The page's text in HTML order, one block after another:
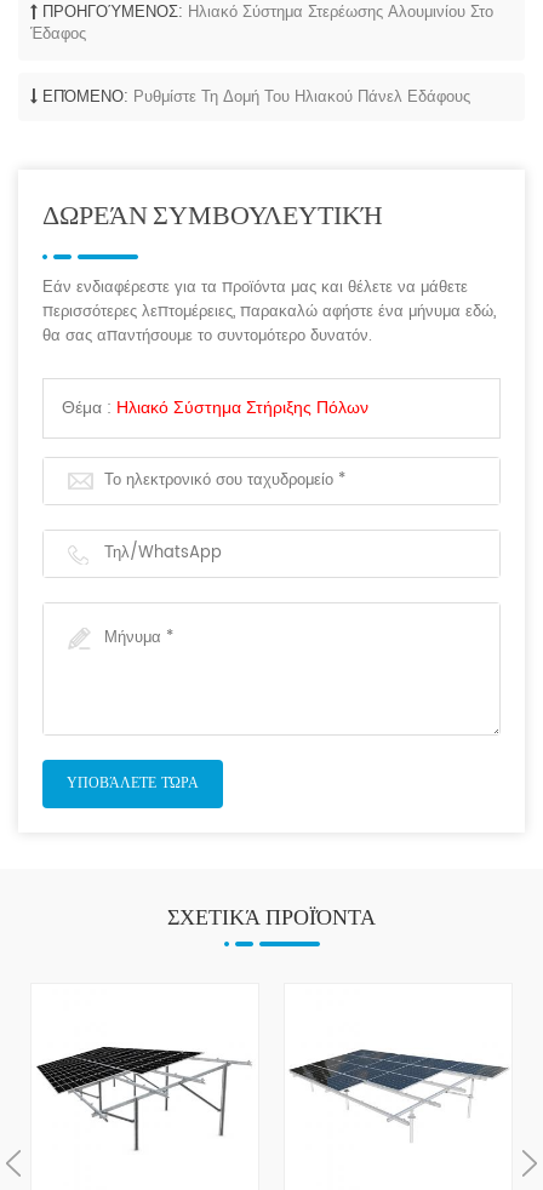
ΠΡΟΗΓΟΎΜΕΝΟΣ: Ηλιακό Σύστημα Στερέωσης Αλουμινίου Στο
Έδαφος
ΕΠΌΜΕΝΟ: Ρυθμίστε Τη Δομή Του Ηλιακού Πάνελ Εδάφους
ΔΩΡΕΆΝ ΣΥΜΒΟΥΛΕΥΤΙΚΉ
Εάν ενδιαφέρεστε για τα προϊόντα μας και θέλετε να μάθετε
περισσότερες λεπτομέρειες, παρακαλώ αφήστε ένα μήνυμα εδώ,
θα σας απαντήσουμε το συντομότερο δυνατόν.
Θέμα : Ηλιακό Σύστημα Στήριξης Πόλων
ΣΧΕΤΙΚΆ ΠΡΟΪΌΝΤΑ